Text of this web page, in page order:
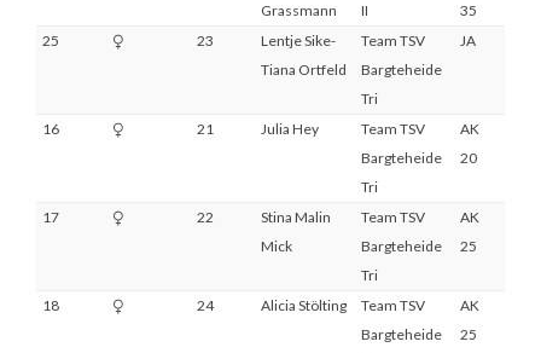
Grassmann
II
35
25 23
Lentje Sike-
Tiana Ortfeld
Team TSV
Bargteheide
Tri
JA
16 21 Julia Hey
Team TSV
Bargteheide
Tri
AK
20
17 22
Stina Malin
Mick
Team TSV
Bargteheide
Tri
AK
25
18 24 Alicia Stölting
Team TSV
Bargteheide
AK
25